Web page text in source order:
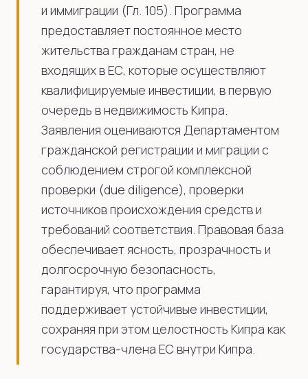
и иммиграции (Гл. 105). Программа
предоставляет постоянное место
жительства гражданам стран, не
входящих в ЕС, которые осуществляют
квалифицируемые инвестиции, в первую
очередь в недвижимость Кипра.
Заявления оцениваются Департаментом
гражданской регистрации и миграции с
соблюдением строгой комплексной
проверки (due diligence), проверки
источников происхождения средств и
требований соответствия. Правовая база
обеспечивает ясность, прозрачность и
долгосрочную безопасность,
гарантируя, что программа
поддерживает устойчивые инвестиции,
сохраняя при этом целостность Кипра как
государства-члена ЕС внутри Кипра.